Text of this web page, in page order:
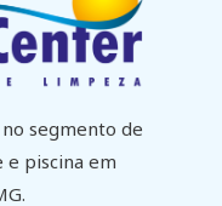
segmento de
e piscina em